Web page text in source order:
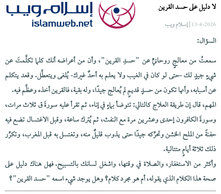
لا دليل على حسد القرين
13-4-2026 | إسلام ويب
السؤال:
سمعتُ من معالجٍ روحانيٍّ عن "حسدِ القرين"، وأن من أعراضه أنك كلما تكلَّمتَ عن
شيءٍ جيدٍ لك -حتى لو كان في الغيب ولا يعلم به أحدٌ غيرك- يُلغى ويتعطَّل. وقعد يتكلم
عن أسبابه، وأنها تكون من حسدٍ قديمٍ لم يُعالج جيدًا، وله بقية، فالقرين أخذه وعظَّم فيه.
المهم، قال إن طريقة العلاج كالتالي: تتوضأ بماءٍ في إناء، ثم تقرأ عليه سورةَ ق ثلاث مرات،
وسورةَ الكافرون إحدى وعشرين مرة مع النفث، ثم يُترك ساعة، وقبل الاغتسال تضع فيه
حفنةً من الملح الخشن وتحرِّكه جيدًا حتى يذوب قليلٌ منه، وتغتسل به قبل المغرب، وتكرِّر
ذلك ثلاثة أيامٍ متتالية.
وأكثر من الاستغفار، والصلاة في وقتها، واشغل لسانك بالتسبيح. فهل هناك دليل على
صحة هذا الكلام الذي يقوله، أم هو مجرد كلام؟ وهل يوجد شيء اسمه "حسد القرين"؟